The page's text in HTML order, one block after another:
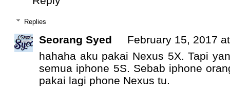
Replies
Seorang Syed
February 15, 2017
hahaha aku pakai Nexus 5X. Tapi
semua iphone 5S. Sebab iphone
pakai lagi phone Nexus tu.